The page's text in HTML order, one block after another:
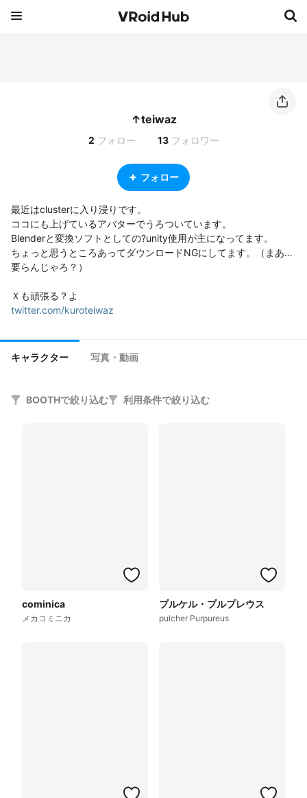
↑teiwaz
2 フォロー 13 フォロワー
フォロー
最近はclusterに入り浸りです。
ココにも上げているアバターでうろついています。
Blenderと変換ソフトとしての?unity使用が主になってます。
ちょっと思うところあってダウンロードNGにしてます。（まあ…
要らんじゃろ？）
twitter.com/kuroteiwaz
キャラクター 写真・動画
BOOTHで絞り込む 利用条件で絞り込む
cominica
メカコミニカ
プルケル・プルプレウス
pulcher Purpureus